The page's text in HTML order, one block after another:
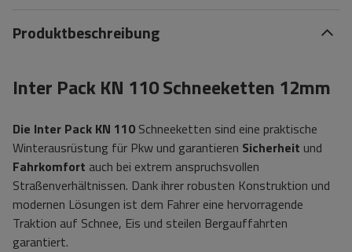
Produktbeschreibung
Inter Pack KN 110 Schneeketten 12mm
Die Inter Pack KN 110 Schneeketten sind eine praktische
Winterausrüstung für Pkw und garantieren Sicherheit und
Fahrkomfort auch bei extrem anspruchsvollen
Straßenverhältnissen. Dank ihrer robusten Konstruktion und
modernen Lösungen ist dem Fahrer eine hervorragende
Traktion auf Schnee, Eis und steilen Bergauffahrten
garantiert.